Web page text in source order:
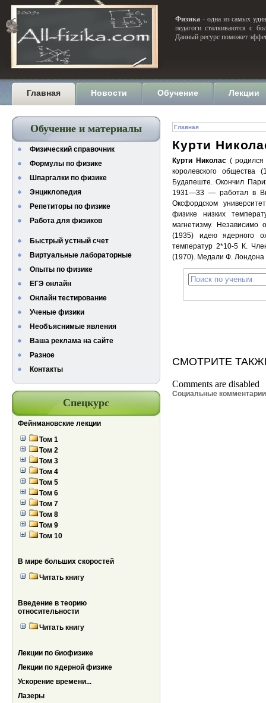
Физика - одна из самых
педагоги сталкиваются с
Данный ресурс поможет
Главная Новости Обучение Лекции
Обучение и материалы
Физический справочник
Формулы по физике
Шпаргалки по физике
Энциклопедия
Репетиторы по физике
Работа для физиков
Быстрый устный счет
Виртуальные лабораторные
Опыты по физике
ЕГЭ онлайн
Онлайн тестирование
Ученые физики
Необъяснимые явления
Ваша реклама на сайте
Разное
Контакты
Спецкурс
Фейнмановские лекции
Том 1
Том 2
Том 3
Том 4
Том 5
Том 6
Том 7
Том 8
Том 9
Том 10
В мире больших скоростей
Читать книгу
Введение в теорию
относительности
Читать книгу
Лекции по биофизике
Лекции по ядерной физике
Ускорение времени...
Лазеры
Главная
Курти
Курти Николас( родился
королевского
Будапеште. Окончил
1931—33 — работал в
Оксфордском
физике низких
магнетизму.
(1935) идею ядерного
температур 2*10-5 К.
(1970). Медали Ф.
СМОТРИТЕ
Comments are disabled
Социальные